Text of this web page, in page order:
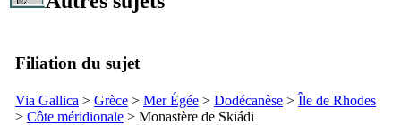
Filiation du sujet
Via Gallica > Grèce > Mer Égée > Dodécanèse > Île de Rhodes
> Côte méridionale > Monastère de Skiádi